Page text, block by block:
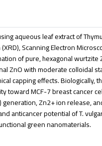
aqueous leaf extract of
Scanning Electron
of pure, hexagonal
ZnO with moderate colloidal
capping effects.
toward MCF-7 breast cancer
Zn2+ ion release,
anticancer potential of T.
green nanomaterials.